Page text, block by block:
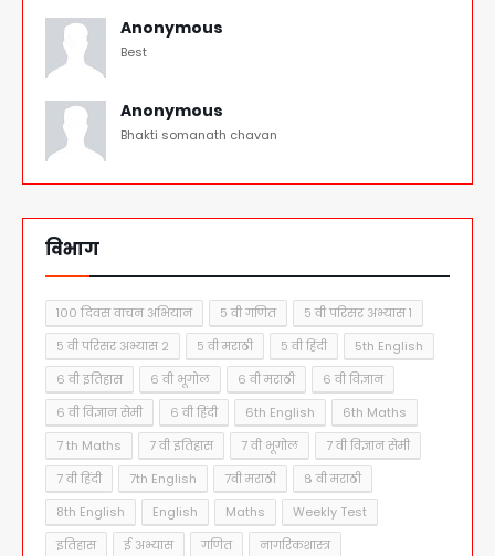
Anonymous
Best
Anonymous
Bhakti somanath chavan
विभाग
१०० दिवस वाचन अभियान ५ वी गणित
५ वी परिसर अभ्यास १
५ वी परिसर अभ्यास २
५ वी मराठी ५ वी हिंदी
5th English
६ वी इतिहास
६ वी भूगोल ६ वी मराठी
६ वी विज्ञान
६ वी विज्ञान सेमी
६ वी हिंदी 6th English
6th Maths
7 th Maths
7 वी इतिहास 7 वी भूगोल
7 वी विज्ञान सेमी
7 वी हिंदी
7th English 7वी मराठी
८ वी मराठी
8th English
English Maths
Weekly Test
इतिहास
ई अभ्यास गणित
नागरिकशास्त्र